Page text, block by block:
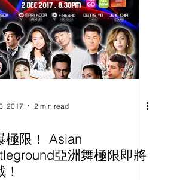
2017 2 min read
極限！ Asian
亞洲舞極限即將